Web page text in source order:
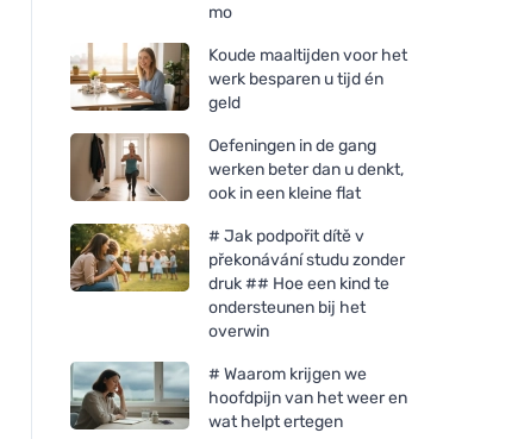
mo
Koude maaltijden voor het
werk besparen u tijd én
geld
Oefeningen in de gang
werken beter dan u denkt,
ook in een kleine flat
# Jak podpořit dítě v
překonávání studu zonder
druk ## Hoe een kind te
ondersteunen bij het
overwin
# Waarom krijgen we
hoofdpijn van het weer en
wat helpt ertegen